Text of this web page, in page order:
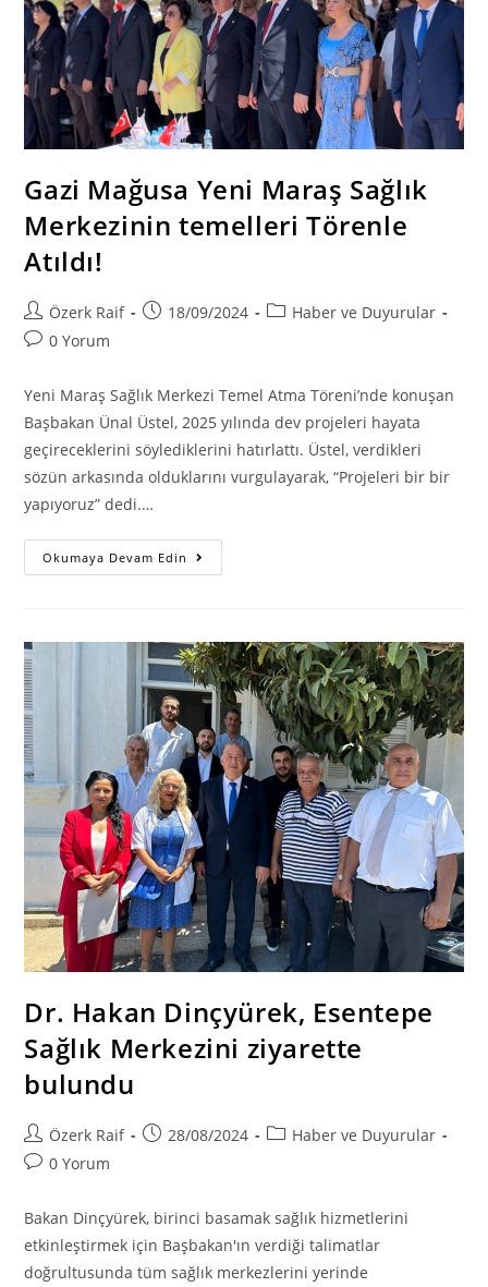
Gazi Mağusa Yeni Maraş Sağlık
Merkezinin temelleri Törenle
Atıldı!
Post
author:
Özerk Raif
Post18/09/2024
PostHaber ve Duyurular
Post0 Yorum
Yeni Maraş Sağlık Merkezi Temel Atma Töreni’nde konuşan
Başbakan Ünal Üstel, 2025 yılında dev projeleri hayata
geçireceklerini söylediklerini hatırlattı. Üstel, verdikleri
sözün arkasında olduklarını vurgulayarak, “Projeleri bir bir
yapıyoruz” dedi.…
Okumaya Devam Edin Gazi
Mağusa
Temelleri
Törenle
Atıldı!
Dr. Hakan Dinçyürek, Esentepe
Sağlık Merkezini ziyarette
bulundu
Post
author:
Özerk Raif
Post28/08/2024
PostHaber ve Duyurular
Post0 Yorum
Bakan Dinçyürek, birinci basamak sağlık hizmetlerini
etkinleştirmek için Başbakan'ın verdiği talimatlar
doğrultusunda tüm sağlık merkezlerini yerinde